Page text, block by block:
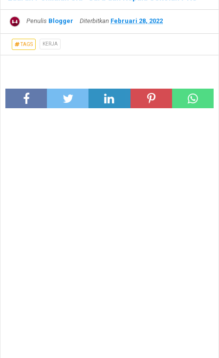
Penulis Blogger Diterbitkan Februari 28, 2022
TAGS KERJA